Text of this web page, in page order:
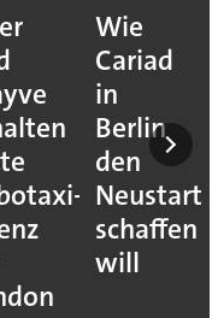
Wie
Cariad
in
Berlin
den
Neustart
schaffen
will